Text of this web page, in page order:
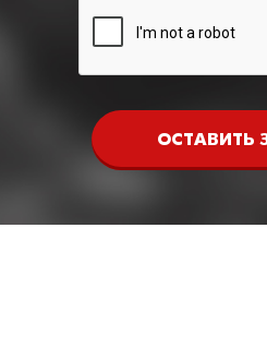
ОСТАВИТЬ